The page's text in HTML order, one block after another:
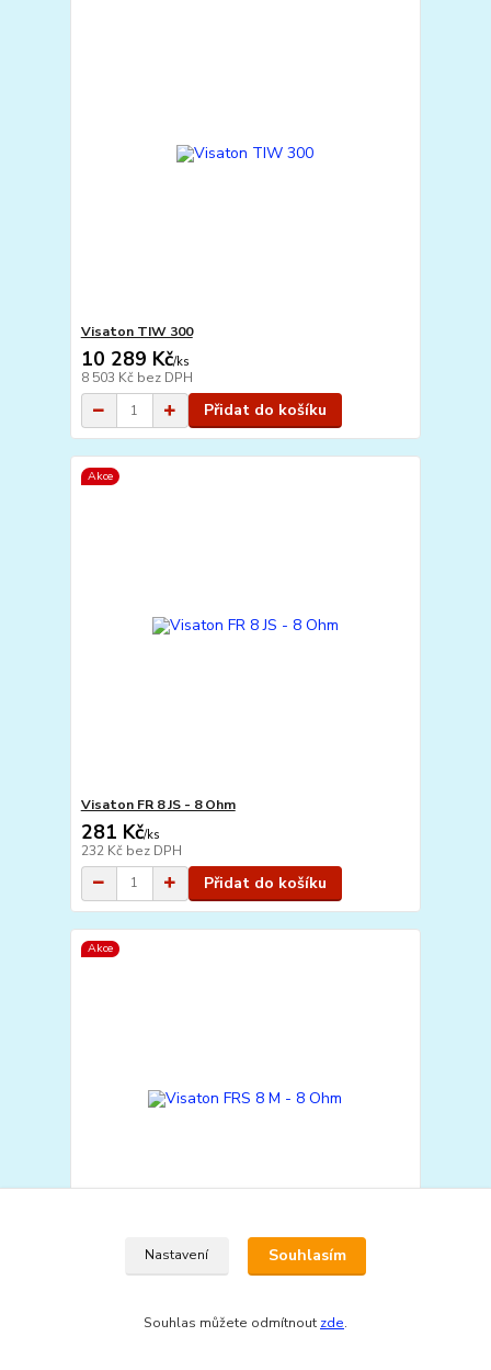
Visaton TIW 300
10 289 Kč/ks
8 503 Kč bez DPH
Přidat do košíku
Akce
Visaton FR 8 JS - 8 Ohm
281 Kč/ks
232 Kč bez DPH
Přidat do košíku
Akce
Visaton FRS 8 M - 8 Ohm
bez DPH
Nastavení Souhlasím
Souhlas můžete odmítnout zde.